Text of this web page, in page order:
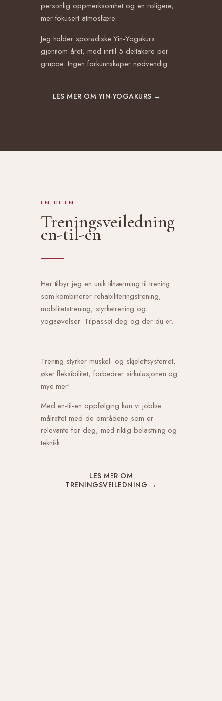
personlig oppmerksomhet og en roligere,
mer fokusert atmosfære.
Jeg holder sporadiske Yin-Yogakurs
gjennom året, med inntil 5 deltakere per
gruppe. Ingen forkunnskaper nødvendig.
LES MER OM YIN-YOGAKURS →
EN-TIL-EN
Treningsveiledning
en-til-en
Her tilbyr jeg en unik tilnærming til trening
som kombinerer rehabiliteringstrening,
mobilitetstrening, styrketrening og
yogaøvelser. Tilpasset deg og der du er.
Trening styrker muskel- og skjelettsystemet,
øker fleksibilitet, forbedrer sirkulasjonen og
mye mer!
Med en-til-en oppfølging kan vi jobbe
målrettet med de områdene som er
relevante for deg, med riktig belastning og
teknikk.
LES MER OM
TRENINGSVEILEDNING →